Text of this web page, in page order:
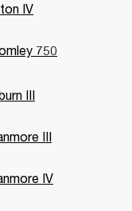
IV
750
III
III
IV